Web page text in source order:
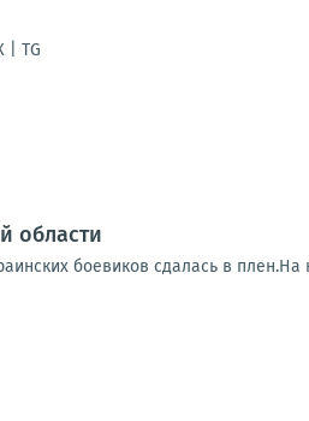
| TG
области
боевиков сдалась в плен.На